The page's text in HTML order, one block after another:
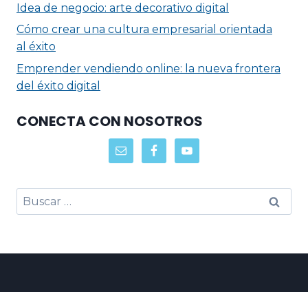
Idea de negocio: arte decorativo digital
Cómo crear una cultura empresarial orientada
al éxito
Emprender vendiendo online: la nueva frontera
del éxito digital
CONECTA CON NOSOTROS